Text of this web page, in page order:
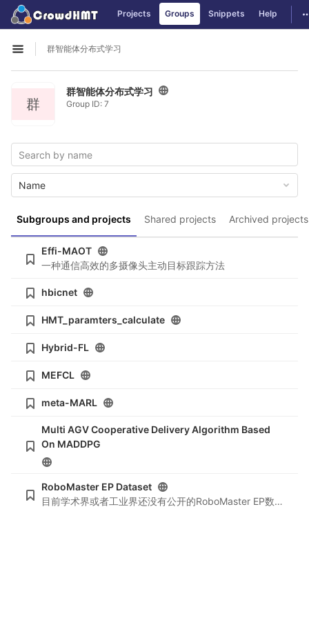
Skip to content
GitLab Projects Groups Snippets Help
Open sidebar
群智能体分布式学习
群
群智能体分布式学习
Group ID: 7
Subgroups and projects Shared projects Archived projects
Name
Effi-MAOT
一种通信高效的多摄像头主动目标跟踪方法
hbicnet
HMT_paramters_calculate
Hybrid-FL
MEFCL
meta-MARL
Multi AGV Cooperative Delivery Algorithm Based
On MADDPG
RoboMaster EP Dataset
目前学术界或者工业界还没有公开的RoboMaster EP数据集，本项目收集120张RoboMaster在不同场景下的图片，并进行数据扩充处理，为日后的图像检测等学术研究提供一个可选择的数据集。